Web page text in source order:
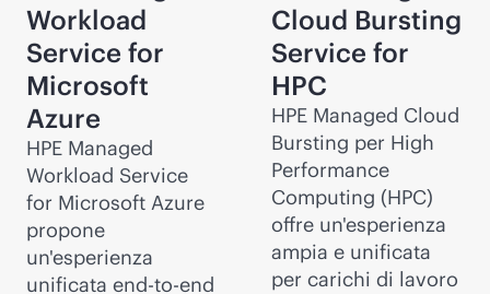
Workload
Service for
Microsoft
Azure
HPE Managed
Workload Service
for Microsoft Azure
propone
un'esperienza
unificata end-to-end
Cloud Bursting
Service for
HPC
HPE Managed Cloud
Bursting per High
Performance
Computing (HPC)
offre un'esperienza
ampia e unificata
per carichi di lavoro